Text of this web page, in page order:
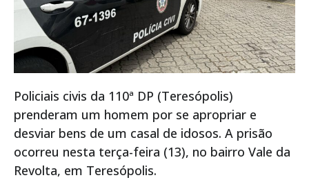
Policiais civis da 110ª DP (Teresópolis)
prenderam um homem por se apropriar e
desviar bens de um casal de idosos. A prisão
ocorreu nesta terça-feira (13), no bairro Vale da
Revolta, em Teresópolis.